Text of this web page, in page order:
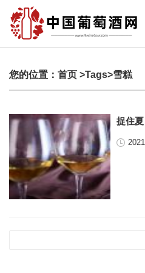
您的位置： 首页 >Tags>雪糕
捉住